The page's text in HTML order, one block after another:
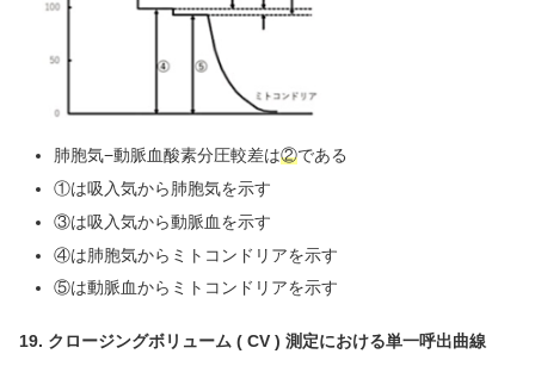
肺胞気−動脈血酸素分圧較差は②である
①は吸入気から肺胞気を示す
③は吸入気から動脈血を示す
④は肺胞気からミトコンドリアを示す
⑤は動脈血からミトコンドリアを示す
19. クロージングボリューム ( CV ) 測定における単一呼出曲線